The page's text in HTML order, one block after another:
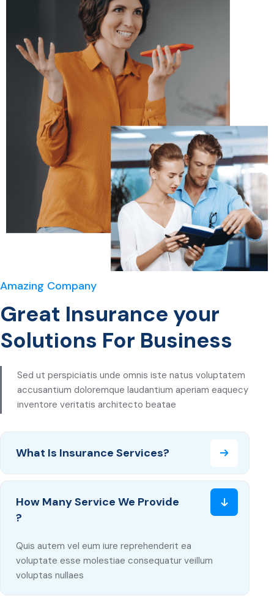
Amazing Company
Great Insurance your
Solutions For Business
Sed ut perspiciatis unde omnis iste natus voluptatem
accusantium doloremque laudantium aperiam eaquecy
inventore veritatis architecto beatae
What Is Insurance Services?
How Many Service We Provide
?
Quis autem vel eum iure reprehenderit ea
voluptate esse molestiae consequatur veillum
voluptas nullaes